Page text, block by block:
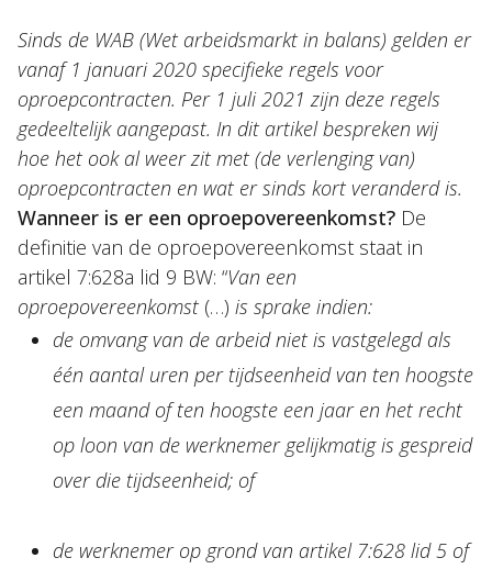
NL EN DE FR
Sinds de WAB (Wet arbeidsmarkt in balans) gelden er
vanaf 1 januari 2020 specifieke regels voor
oproepcontracten. Per 1 juli 2021 zijn deze regels
gedeeltelijk aangepast. In dit artikel bespreken wij
hoe het ook al weer zit met (de verlenging van)
oproepcontracten en wat er sinds kort veranderd is.
Wanneer is er een oproepovereenkomst? De
definitie van de oproepovereenkomst staat in
artikel 7:628a lid 9 BW: “Van een
oproepovereenkomst (…) is sprake indien:
de omvang van de arbeid niet is vastgelegd als
één aantal uren per tijdseenheid van ten hoogste
een maand of ten hoogste een jaar en het recht
op loon van de werknemer gelijkmatig is gespreid
over die tijdseenheid; of
de werknemer op grond van artikel 7:628 lid 5 of